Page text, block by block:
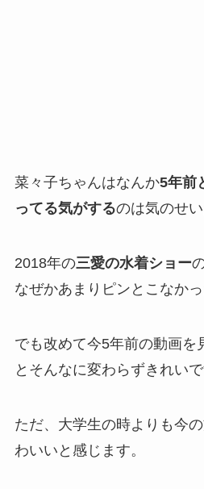
菜々子ちゃんはなんか5年前
ってる気がするのは気のせい
2018年の三愛の水着ショー
なぜかあまりピンとこなかっ
でも改めて今5年前の動画を
とそんなに変わらずきれいで
ただ、大学生の時よりも今
わいいと感じます。